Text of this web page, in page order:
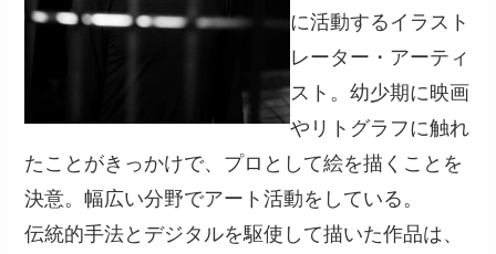
に活動するイラスト
レーター・アーティ
スト。幼少期に映画
やリトグラフに触れ
たことがきっかけで、プロとして絵を描くことを
決意。幅広い分野でアート活動をしている。
伝統的手法とデジタルを駆使して描いた作品は、